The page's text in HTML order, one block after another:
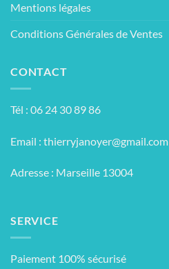
Mentions légales
Conditions Générales de Ventes
CONTACT
Tél : 06 24 30 89 86
Email : thierryjanoyer@gmail.com
Adresse : Marseille 13004
SERVICE
Paiement 100% sécurisé